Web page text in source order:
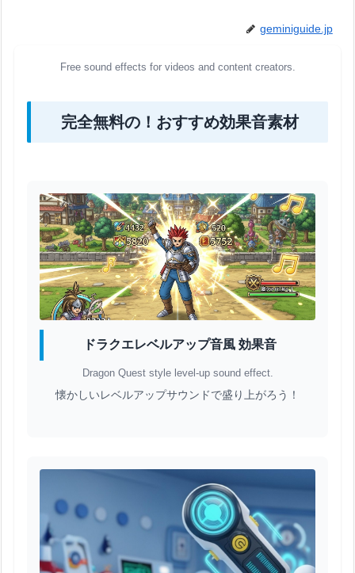
geminiguide.jp
Free sound effects for videos and content creators.
完全無料の！おすすめ効果音素材
ドラクエレベルアップ音風 効果音
Dragon Quest style level-up sound effect.
懐かしいレベルアップサウンドで盛り上がろう！